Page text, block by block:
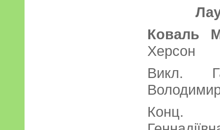
Коваль
Викл.
Конц.